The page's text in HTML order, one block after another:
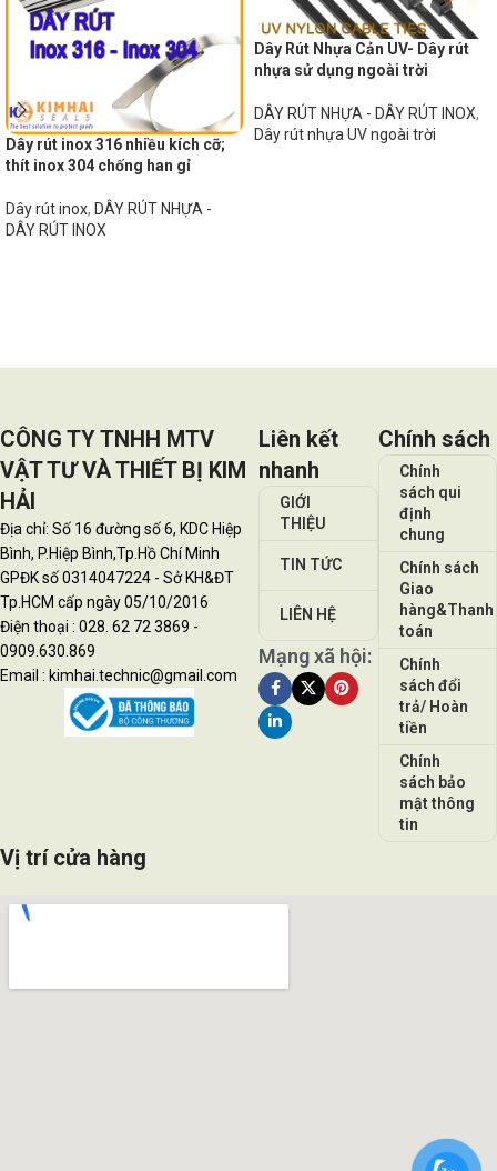
Dây rút inox 316 nhiều kích cỡ;
thít inox 304 chống han gỉ
Dây rút inox, DÂY RÚT NHỰA -
DÂY RÚT INOX
Dây Rút Nhựa Cản UV- Dây rút
nhựa sử dụng ngoài trời
DÂY RÚT NHỰA - DÂY RÚT INOX,
Dây rút nhựa UV ngoài trời
CÔNG TY TNHH MTV
VẬT TƯ VÀ THIẾT BỊ KIM
HẢI
Địa chỉ: Số 16 đường số 6, KDC Hiệp
Bình, P.Hiệp Bình,Tp.Hồ Chí Minh
GPĐK số 0314047224 - Sở KH&ĐT
Tp.HCM cấp ngày 05/10/2016
Điện thoại : 028. 62 72 3869 -
0909.630.869
Email : kimhai.technic@gmail.com
Liên kết
nhanh
GIỚI
THIỆU
TIN TỨC
LIÊN HỆ
Mạng xã hội:
Chính sách
Chính
sách qui
định
chung
Chính sách
Giao
hàng&Thanh
toán
Chính
sách đổi
trả/ Hoàn
tiền
Chính
sách bảo
mật thông
tin
Vị trí cửa hàng